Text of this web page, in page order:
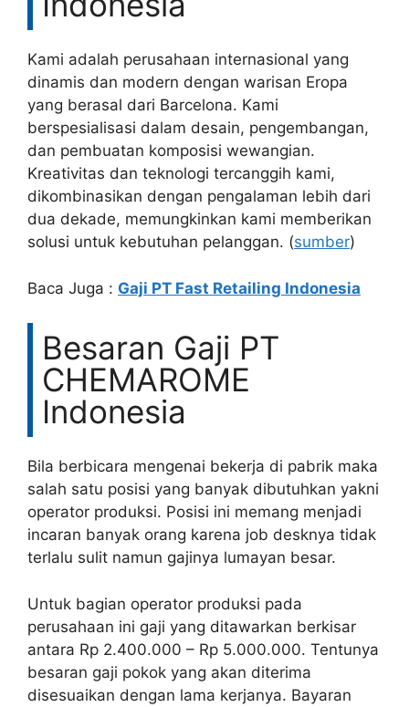
Kami adalah perusahaan internasional yang
dinamis dan modern dengan warisan Eropa
yang berasal dari Barcelona. Kami
berspesialisasi dalam desain, pengembangan,
dan pembuatan komposisi wewangian.
Kreativitas dan teknologi tercanggih kami,
dikombinasikan dengan pengalaman lebih dari
dua dekade, memungkinkan kami memberikan
solusi untuk kebutuhan pelanggan. (sumber)
Baca Juga : Gaji PT Fast Retailing Indonesia
Besaran Gaji PT
CHEMAROME
Indonesia
Bila berbicara mengenai bekerja di pabrik maka
salah satu posisi yang banyak dibutuhkan yakni
operator produksi. Posisi ini memang menjadi
incaran banyak orang karena job desknya tidak
terlalu sulit namun gajinya lumayan besar.
Untuk bagian operator produksi pada
perusahaan ini gaji yang ditawarkan berkisar
antara Rp 2.400.000 – Rp 5.000.000. Tentunya
besaran gaji pokok yang akan diterima
disesuaikan dengan lama kerjanya. Bayaran